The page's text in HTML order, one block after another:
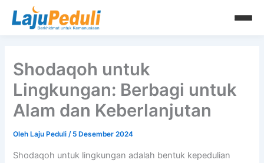
Shodaqoh untuk
Lingkungan: Berbagi untuk
Alam dan Keberlanjutan
Oleh Laju Peduli/ 5 Desember 2024
Shodaqoh untuk lingkungan adalah bentuk kepedulian